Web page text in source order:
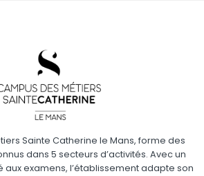
Sainte Catherine le Mans, forme des
dans 5 secteurs d’activités. Avec un
aux examens, l’établissement adapte son